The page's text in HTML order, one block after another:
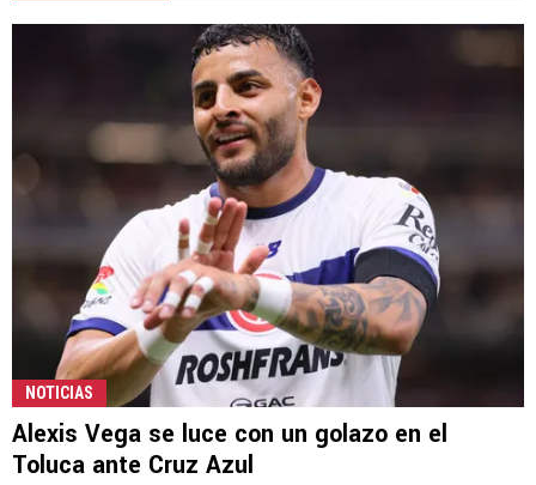
NOTICIAS
Alexis Vega se luce con un golazo en el
Toluca ante Cruz Azul